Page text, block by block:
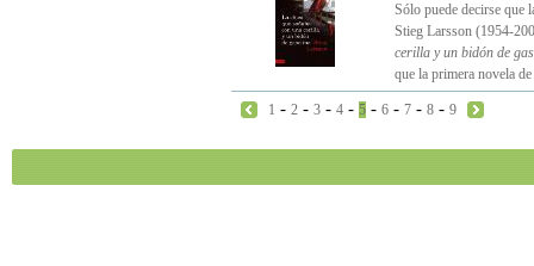
Sólo puede decirse que
Stieg Larsson (1954-
cerilla y un bidón de
que la primera novela
1 - 2 - 3 - 4 - 5 - 6 - 7 - 8 - 9